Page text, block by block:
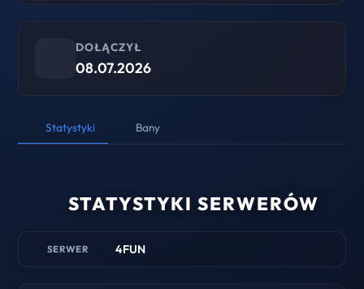
DOŁĄCZYŁ
08.07.2026
Statystyki Bany
STATYSTYKI SERWERÓW
SERWER 4FUN